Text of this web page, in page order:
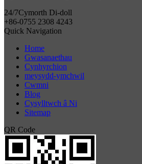
24/7Cymorth Di-doll
+86-0755 2308 4243
Quick Navigation
Home
Gwasanaethau
Cynhyrchion
meysydd-ymchwil
Cwmni
Blog
Cysylltwch â Ni
Sitemap
QR Code